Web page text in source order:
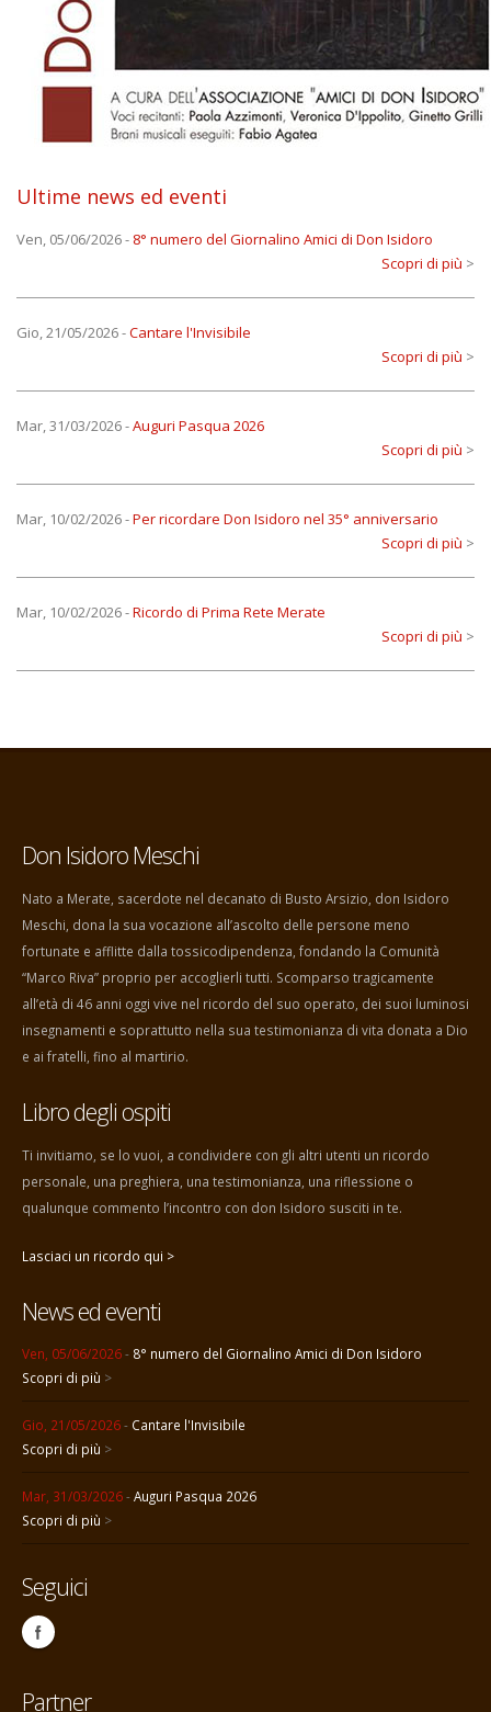
Ultime news ed eventi
Ven, 05/06/2026- 8° numero del Giornalino Amici di Don Isidoro
Scopri di più >
Gio, 21/05/2026-Cantare l'Invisibile
Scopri di più >
Mar, 31/03/2026-Auguri Pasqua 2026
Scopri di più >
Mar, 10/02/2026-Per ricordare Don Isidoro nel 35° anniversario
Scopri di più >
Mar, 10/02/2026-Ricordo di Prima Rete Merate
Scopri di più >
Don Isidoro Meschi
Nato a Merate, sacerdote nel decanato di Busto Arsizio, don Isidoro
Meschi, dona la sua vocazione all’ascolto delle persone meno
fortunate e afflitte dalla tossicodipendenza, fondando la Comunità
“Marco Riva” proprio per accoglierli tutti. Scomparso tragicamente
all’età di 46 anni oggi vive nel ricordo del suo operato, dei suoi luminosi
insegnamenti e soprattutto nella sua testimonianza di vita donata a Dio
e ai fratelli, fino al martirio.
Libro degli ospiti
Ti invitiamo, se lo vuoi, a condividere con gli altri utenti un ricordo
personale, una preghiera, una testimonianza, una riflessione o
qualunque commento l’incontro con don Isidoro susciti in te.
Lasciaci un ricordo qui >
News ed eventi
Ven, 05/06/2026- 8° numero del Giornalino Amici di Don Isidoro
Scopri di più >
Gio, 21/05/2026- Cantare l'Invisibile
Scopri di più >
Mar, 31/03/2026-Auguri Pasqua 2026
Scopri di più >
Seguici
Partner